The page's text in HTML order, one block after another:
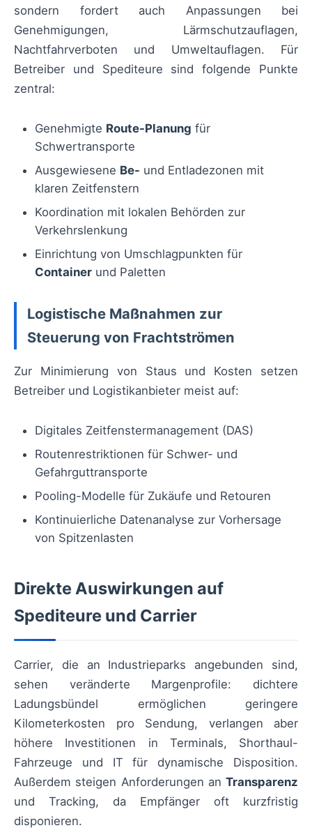
sondern fordert auch Anpassungen bei
Genehmigungen, Lärmschutzauflagen,
Nachtfahrverboten und Umweltauflagen. Für
Betreiber und Spediteure sind folgende Punkte
zentral:
Genehmigte Route-Planung für
Schwertransporte
Ausgewiesene Be- und Entladezonen mit
klaren Zeitfenstern
Koordination mit lokalen Behörden zur
Verkehrslenkung
Einrichtung von Umschlagpunkten für
Container und Paletten
Logistische Maßnahmen zur
Steuerung von Frachtströmen
Zur Minimierung von Staus und Kosten setzen
Betreiber und Logistikanbieter meist auf:
Digitales Zeitfenstermanagement (DAS)
Routenrestriktionen für Schwer- und
Gefahrguttransporte
Pooling-Modelle für Zukäufe und Retouren
Kontinuierliche Datenanalyse zur Vorhersage
von Spitzenlasten
Direkte Auswirkungen auf
Spediteure und Carrier
Carrier, die an Industrieparks angebunden sind,
sehen veränderte Margenprofile: dichtere
Ladungsbündel ermöglichen geringere
Kilometerkosten pro Sendung, verlangen aber
höhere Investitionen in Terminals, Shorthaul-
Fahrzeuge und IT für dynamische Disposition.
Außerdem steigen Anforderungen an Transparenz
und Tracking, da Empfänger oft kurzfristig
disponieren.